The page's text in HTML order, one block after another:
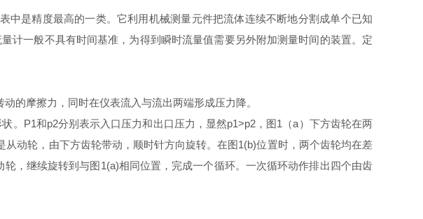
表中是精度最高的一类。它利用机械测量元件把流体连续不断地分割成单个已知
量计一般不具有时间基准，为得到瞬时流量值需要另外附加测量时间的装置。定
的摩擦力，同时在仪表流入与流出两端形成压力降。
。 P1和p2分别表示入口压力和出口压力，显然p1>p2 ，图1 （a）下方齿轮在两
动轮，由下方齿轮带动，顺时针方向旋转。在图1(b)位置时，两个齿轮均在差
轮，继续旋转到与图1(a)相同位置，完成一个循环。一次循环动作排出四个由齿